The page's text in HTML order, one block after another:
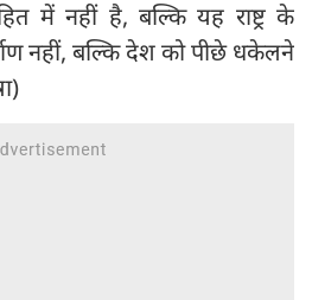
हित में नहीं है, बल्कि यह राष्ट्र के
नहीं, बल्कि देश को पीछे धकेलने